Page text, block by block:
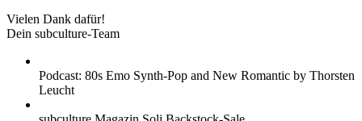
Vielen Dank dafür!
Dein subculture-Team
Podcast: 80s Emo Synth-Pop and New Romantic by Thorsten
Leucht